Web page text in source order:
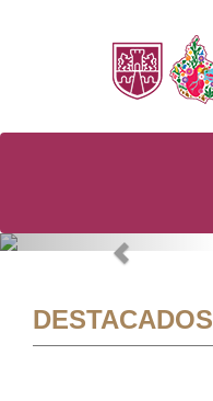
Previous
DESTACADOS